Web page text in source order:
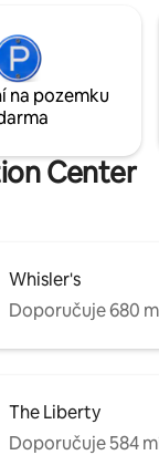
je k
ulici.
čtyři
Žádné
na pozemku
Center
Whisler's
Doporučuje 680
The Liberty
Doporučuje 584